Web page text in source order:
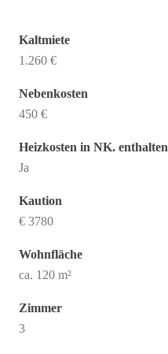
Kaltmiete
1.260 €
Nebenkosten
450 €
Heizkosten in NK. enthalten
Ja
Kaution
€ 3780
Wohnfläche
ca. 120 m²
Zimmer
3